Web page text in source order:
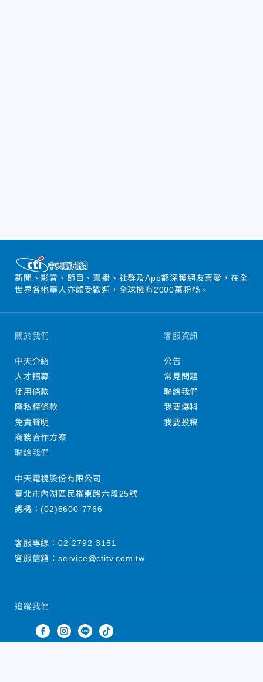
新聞、影音、節目、直播、社群及App都深獲網友喜愛，在全
世界各地華人亦頗受歡迎，全球擁有2000萬粉絲。
追蹤我們
關於我們
中天介紹
人才招募
使用條款
隱私權條款
免責聲明
商務合作方案
客服資訊
公告
常見問題
聯絡我們
我要爆料
我要投稿
聯絡我們
中天電視股份有限公司
臺北市內湖區民權東路六段25號
總機：(02)6600-7766
客服專線： 02-2792-3151
客服信箱： service@ctitv.com.tw